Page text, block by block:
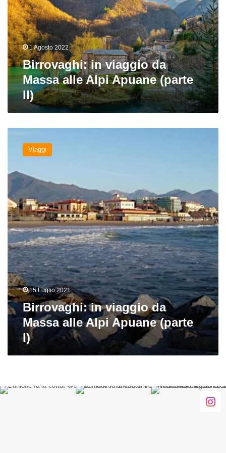
Massa
alle
Alpi
Apuane
(parte
II)
1 Agosto 2022
Birrovaghi: in viaggio da
Massa alle Alpi Apuane (parte
II)
viaggio
Massa
Alpi
Apuane
(parte
I)
Viaggi
15 Luglio 2021
Birrovaghi: in viaggio da
Massa alle Alpi Apuane (parte
I)